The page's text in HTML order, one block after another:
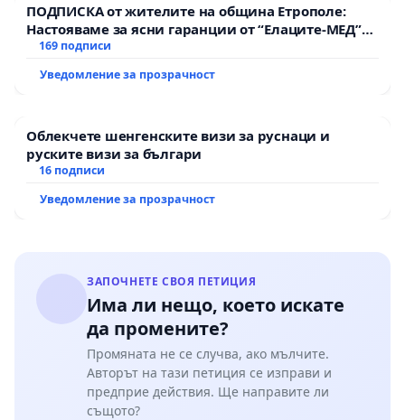
ПОДПИСКА от жителите на община Етрополе:
Настояваме за ясни гаранции от “Елаците-МЕД”
АД и от държавата, че ще се изпълнят всички
169 подписи
Уведомление за прозрачност
Облекчете шенгенските визи за руснаци и
руските визи за българи
16 подписи
Уведомление за прозрачност
ЗАПОЧНЕТЕ СВОЯ ПЕТИЦИЯ
Има ли нещо, което искате
да промените?
Промяната не се случва, ако мълчите.
Авторът на тази петиция се изправи и
предприе действия. Ще направите ли
същото?